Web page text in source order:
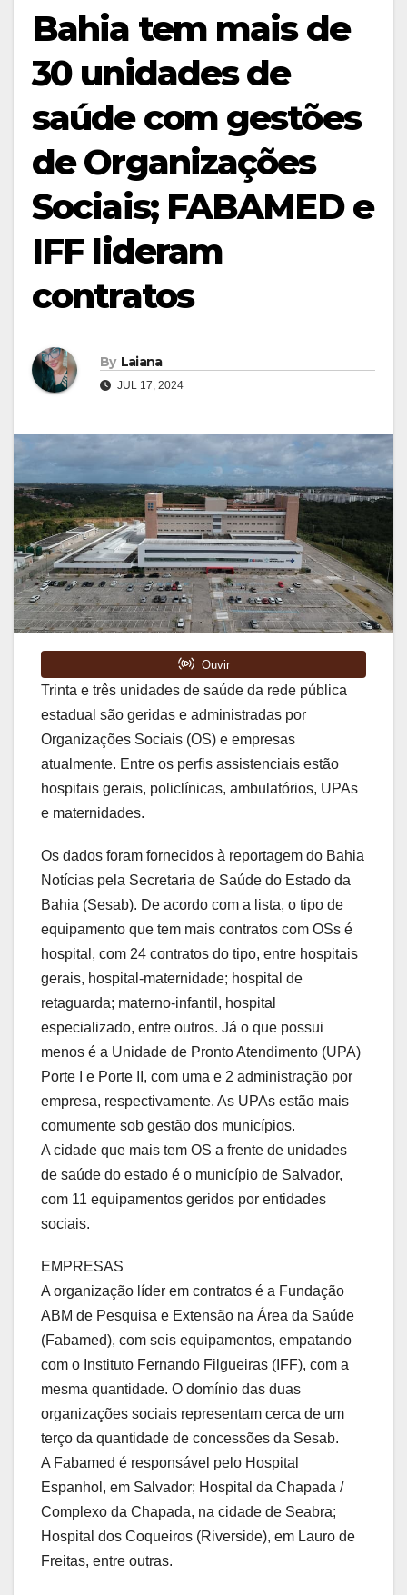
Bahia tem mais de
30 unidades de
saúde com gestões
de Organizações
Sociais; FABAMED e
IFF lideram
contratos
By Laiana
JUL 17, 2024
Trinta e três unidades de saúde da rede pública
estadual são geridas e administradas por
Organizações Sociais (OS) e empresas
atualmente. Entre os perfis assistenciais estão
hospitais gerais, policlínicas, ambulatórios, UPAs
e maternidades.
Os dados foram fornecidos à reportagem do Bahia
Notícias pela Secretaria de Saúde do Estado da
Bahia (Sesab). De acordo com a lista, o tipo de
equipamento que tem mais contratos com OSs é
hospital, com 24 contratos do tipo, entre hospitais
gerais, hospital-maternidade; hospital de
retaguarda; materno-infantil, hospital
especializado, entre outros. Já o que possui
menos é a Unidade de Pronto Atendimento (UPA)
Porte I e Porte II, com uma e 2 administração por
empresa, respectivamente. As UPAs estão mais
comumente sob gestão dos municípios.
A cidade que mais tem OS a frente de unidades
de saúde do estado é o município de Salvador,
com 11 equipamentos geridos por entidades
sociais.
EMPRESAS
A organização líder em contratos é a Fundação
ABM de Pesquisa e Extensão na Área da Saúde
(Fabamed), com seis equipamentos, empatando
com o Instituto Fernando Filgueiras (IFF), com a
mesma quantidade. O domínio das duas
organizações sociais representam cerca de um
terço da quantidade de concessões da Sesab.
A Fabamed é responsável pelo Hospital
Espanhol, em Salvador; Hospital da Chapada /
Complexo da Chapada, na cidade de Seabra;
Hospital dos Coqueiros (Riverside), em Lauro de
Freitas, entre outras.